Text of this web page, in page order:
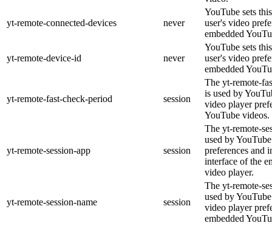
yt-remote-connected-devices never
YouTube sets
user's video
embedded
yt-remote-device-id never
YouTube sets
user's video
embedded
yt-remote-fast-check-period session
The yt-remote-
is used by
video player
YouTube videos.
yt-remote-session-app session
The yt-remote-
used by
preferences and
interface of the
video player.
yt-remote-session-name session
The yt-remote-
used by
video player
embedded